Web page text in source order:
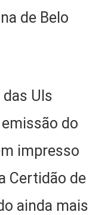
de Belo
UIs
do
impresso
Certidão de
ainda mais